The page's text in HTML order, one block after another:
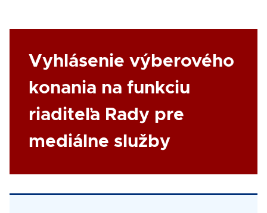
Link
Vyhlásenie výberového
konania na funkciu
riaditeľa Rady pre
mediálne služby